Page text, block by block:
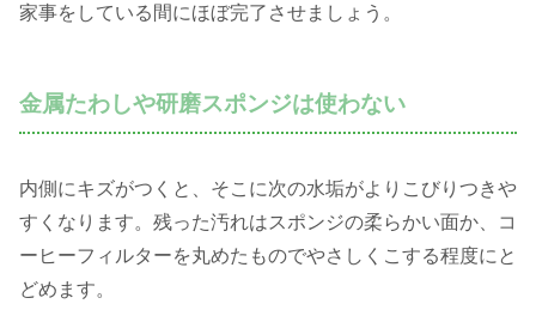
家事をしている間にほぼ完了させましょう。
金属たわしや研磨スポンジは使わない
内側にキズがつくと、そこに次の水垢がよりこびりつきや
すくなります。残った汚れはスポンジの柔らかい面か、コ
ーヒーフィルターを丸めたものでやさしくこする程度にと
どめます。